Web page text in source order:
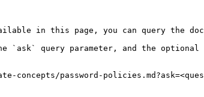
in this page, you can query the
`ask` query parameter, and the
password-